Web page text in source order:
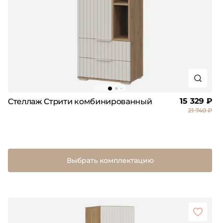
Стеллаж Стрити комбинированный 15 329 ₽
21 740 ₽
Выбрать комплектацию